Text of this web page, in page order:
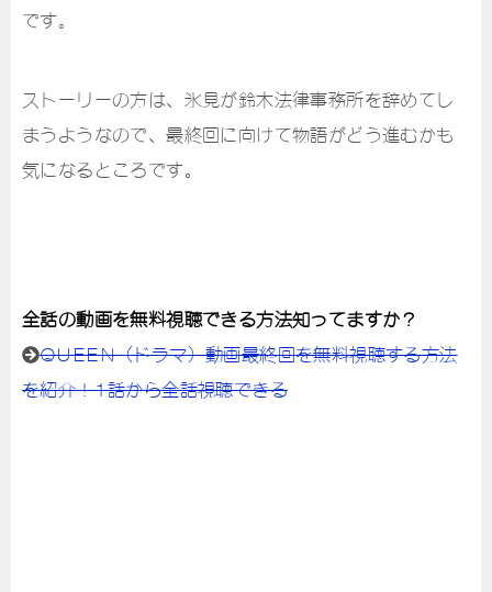
です。
ストーリーの方は、氷見が鈴木法律事務所を辞めてし
まうようなので、最終回に向けて物語がどう進むかも
気になるところです。
全話の動画を無料視聴できる方法知ってますか？
QUEEN（ドラマ）動画最終回を無料視聴する方法
を紹介！1話から全話視聴できる